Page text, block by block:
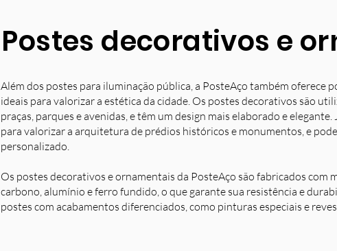
Postes decorativos e
Além dos postes para iluminação pública, a PosteAço também oferece
ideais para valorizar a estética da cidade. Os postes decorativos são
praças, parques e avenidas, e têm um design mais elaborado e
para valorizar a arquitetura de prédios históricos e monumentos, e
personalizado.
Os postes decorativos e ornamentais da PosteAço são fabricados com
carbono, alumínio e ferro fundido, o que garante sua resistência e
postes com acabamentos diferenciados, como pinturas especiais e